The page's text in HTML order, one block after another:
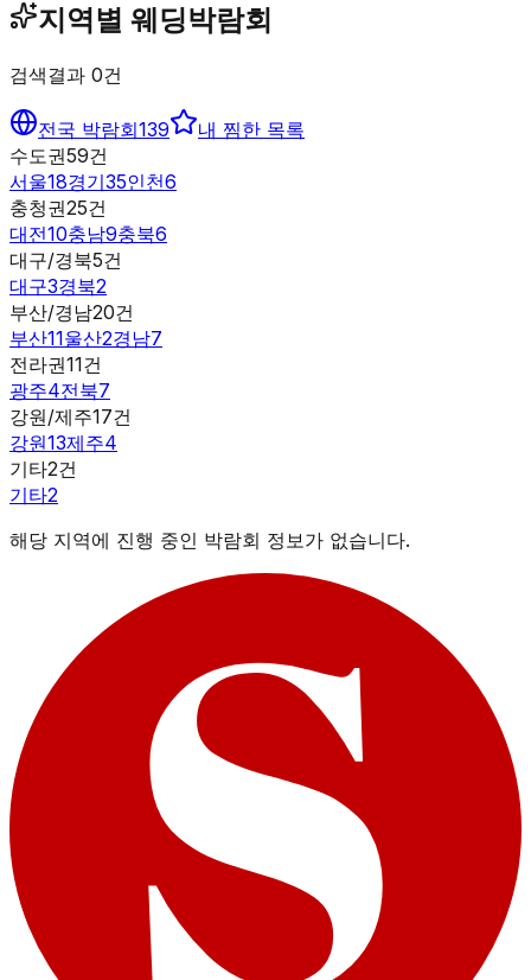
지역별 웨딩박람회
검색결과 0건
전국 박람회139
내 찜한 목록
수도권59건
서울18경기35인천6
충청권25건
대전10충남9충북6
대구/경북5건
대구3경북2
부산/경남20건
부산11울산2경남7
전라권11건
광주4전북7
강원/제주17건
강원13제주4
기타2건
기타2
해당 지역에 진행 중인 박람회 정보가 없습니다.